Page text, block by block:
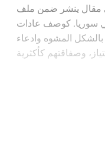
مقال ينشر ضمن ملف
سوريا. كوصف عادات
المشوه وادعاء